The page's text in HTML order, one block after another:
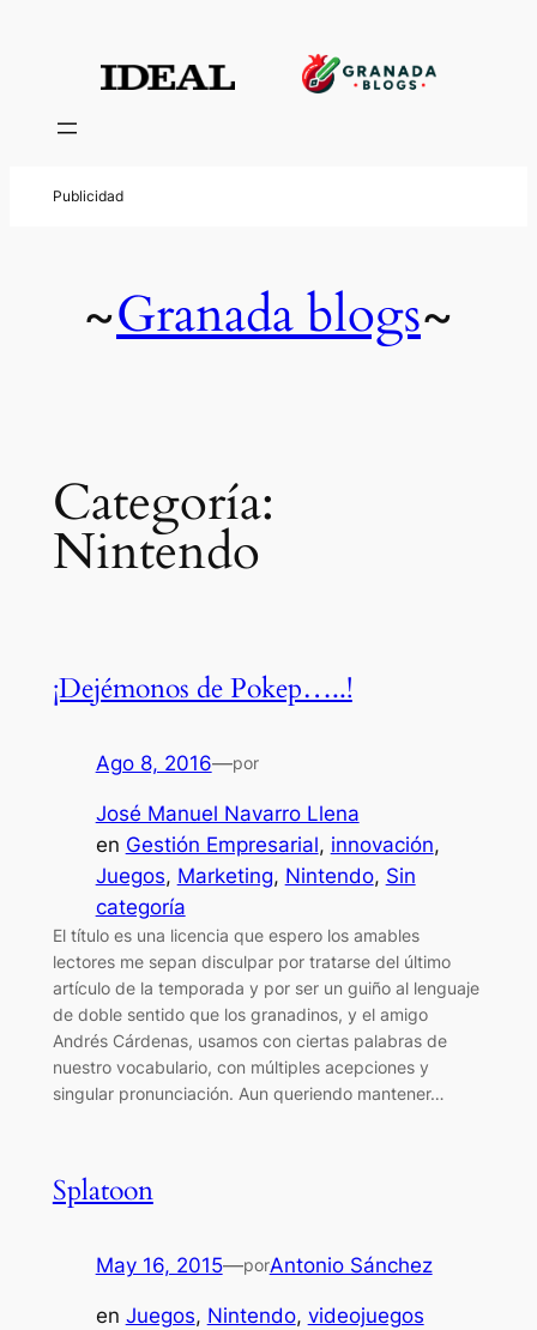
contenido
~Granada blogs~
Categoría:
Nintendo
¡Dejémonos de Pokep…..!
Ago 8, 2016—por
José Manuel Navarro Llena
en Gestión Empresarial, innovación
Juegos, Marketing, Nintendo, Sin
categoría
El título es una licencia que espero los amables
lectores me sepan disculpar por tratarse del último
artículo de la temporada y por ser un guiño al lenguaje
de doble sentido que los granadinos, y el amigo
Andrés Cárdenas, usamos con ciertas palabras de
nuestro vocabulario, con múltiples acepciones y
singular pronunciación. Aun queriendo mantener…
Splatoon
May 16, 2015—porAntonio Sánchez
en Juegos, Nintendo, videojuegos